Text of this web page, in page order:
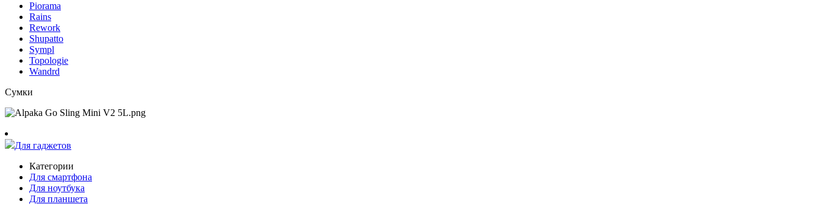
Piorama
Rains
Rework
Shupatto
Sympl
Topologie
Wandrd
Сумки
Для гаджетов
Категории
Для смартфона
Для ноутбука
Для планшета